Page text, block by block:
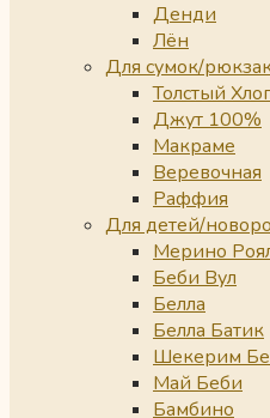
Денди
Лён
Для сумок/
Толстый
Джут 100%
Макраме
Веревочная
Раффия
Для детей/
Мерино
Беби Вул
Белла
Белла Батик
Шекерим
Май Беби
Бамбино